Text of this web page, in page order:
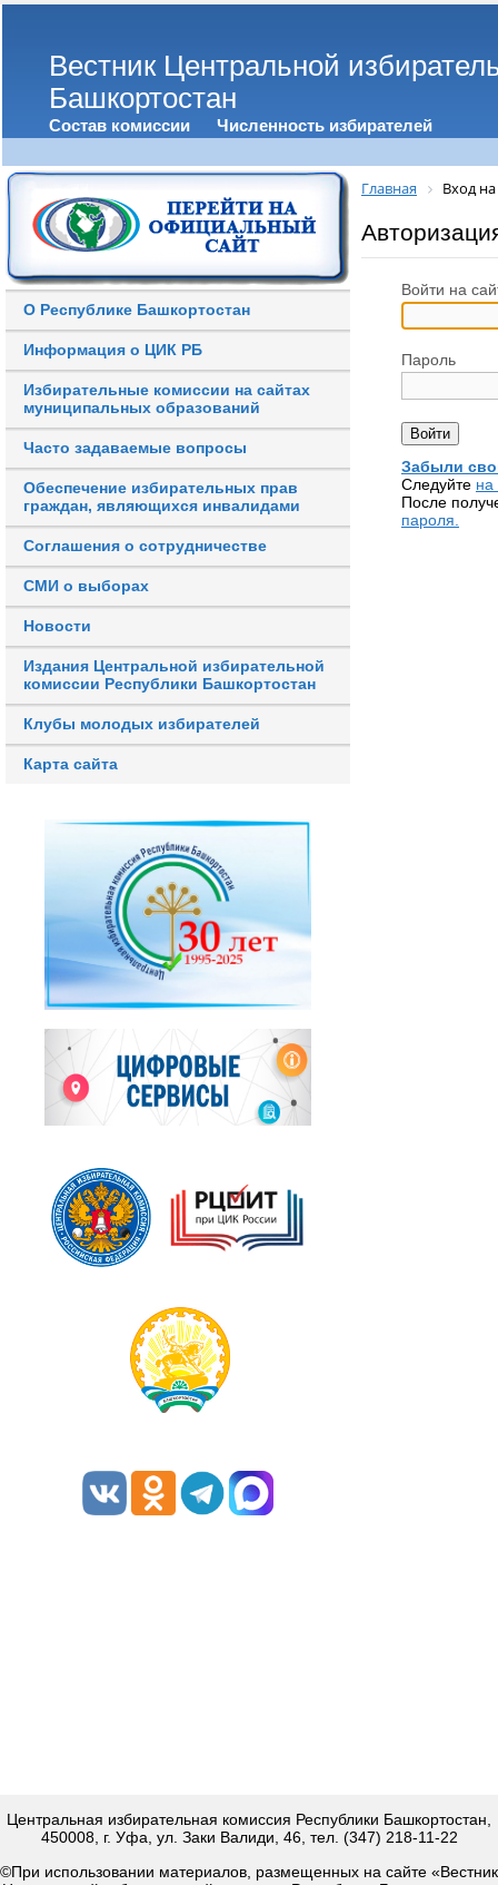
Вестник Центральной
Башкортостан
Состав комиссии Численность избирателей
О Республике Башкортостан
Информация о ЦИК РБ
Избирательные комиссии на сайтах
муниципальных образований
Часто задаваемые вопросы
Обеспечение избирательных прав
граждан, являющихся инвалидами
Соглашения о сотрудничестве
СМИ о выборах
Новости
Издания Центральной избирательной
комиссии Республики Башкортостан
Клубы молодых избирателей
Карта сайта
Главная Вход на
Войти на
Пароль
Забыли
Следуйте на
После
пароля.
Центральная избирательная комиссия Республики Башкортостан,
450008, г. Уфа, ул. Заки Валиди, 46, тел. (347) 218-11-22
©При использовании материалов, размещенных на сайте «Вестник